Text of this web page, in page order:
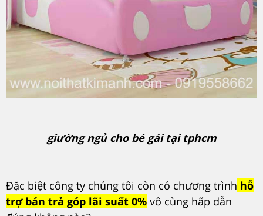
giường ngủ cho bé gái tại tphcm
Đặc biệt công ty chúng tôi còn có chương trình hỗ
trợ bán trả góp lãi suất 0% vô cùng hấp dẫn